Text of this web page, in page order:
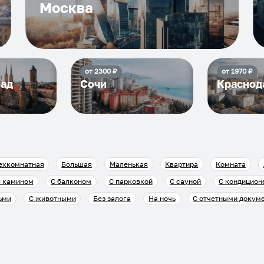
Москва
от 2300₽
Сочи
от 1970₽
Большая Маленькая Квартира Комната
камином С балконом С парковкой С сауной
С
С животными Без залога На ночь С отчетными